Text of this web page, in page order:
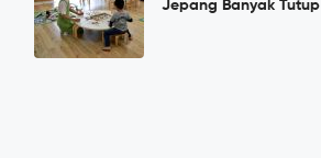
Jepang Banyak Tutup